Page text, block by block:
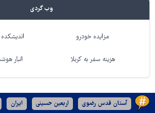
وب گردی
مزایده خودرو
هزینه سفر به کربلا انبار
آستان قدس رضوی اربعین حسینی ایران